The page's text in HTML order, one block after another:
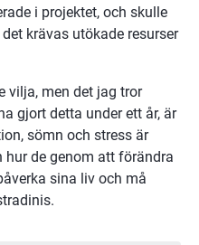
i projektet, och skulle
krävas utökade resurser
vilja, men det jag tror
gjort detta under ett år, är
sömn och stress är
hur de genom att förändra
sina liv och må